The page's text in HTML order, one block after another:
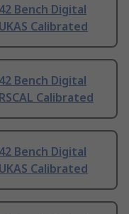
Bench Digital
Calibrated
Bench Digital
Calibrated
Bench Digital
Calibrated